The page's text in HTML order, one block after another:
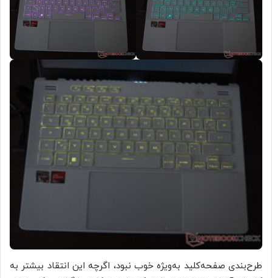
طرح‌بندی صفحه‌کلید به‌ویژه خوب نبود، اگرچه این انتقاد بیشتر به